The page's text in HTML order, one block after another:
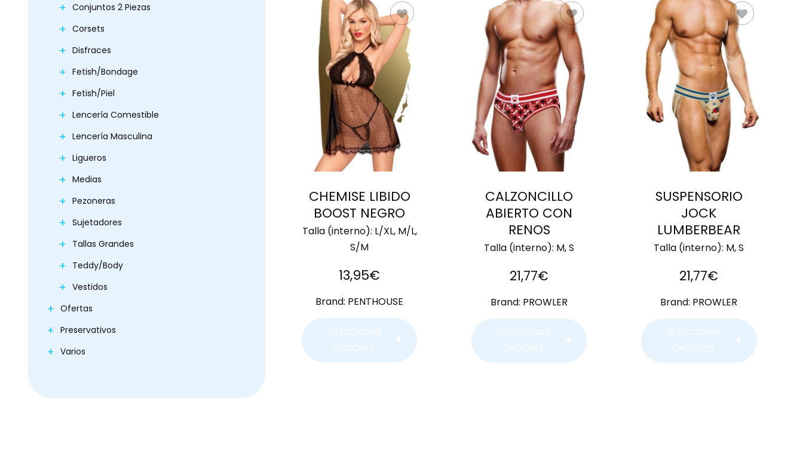
SELECCIONAR
OPCIONES
CHEMISE LIBIDO
BOOST NEGRO
Talla (interno): L/XL, M/L,
S/M
13,95€
Brand: PENTHOUSE
SELECCIONAR
OPCIONES
SELECCIONAR
OPCIONES
CALZONCILLO
ABIERTO CON
RENOS
Talla (interno): M, S
21,77€
Brand: PROWLER
SELECCIONAR
OPCIONES
SELECCIONAR
OPCIONES
SUSPENSORIO
JOCK
LUMBERBEAR
Talla (interno): M, S
21,77€
Brand: PROWLER
SELECCIONAR
OPCIONES
Conjuntos 2 Piezas
Corsets
Disfraces
Fetish/Bondage
Fetish/Piel
Lencería Comestible
Lencería Masculina
Ligueros
Medias
Pezoneras
Sujetadores
Tallas Grandes
Teddy/Body
Vestidos
Ofertas
Preservativos
Varios